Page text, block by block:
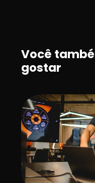
Você
gostar